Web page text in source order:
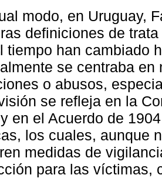
modo, en Uruguay,
definiciones de
tiempo han cambiado
se centraba
o abusos,
se refleja en la
en el Acuerdo de
los cuales, aunque
medidas de
para las víctimas,